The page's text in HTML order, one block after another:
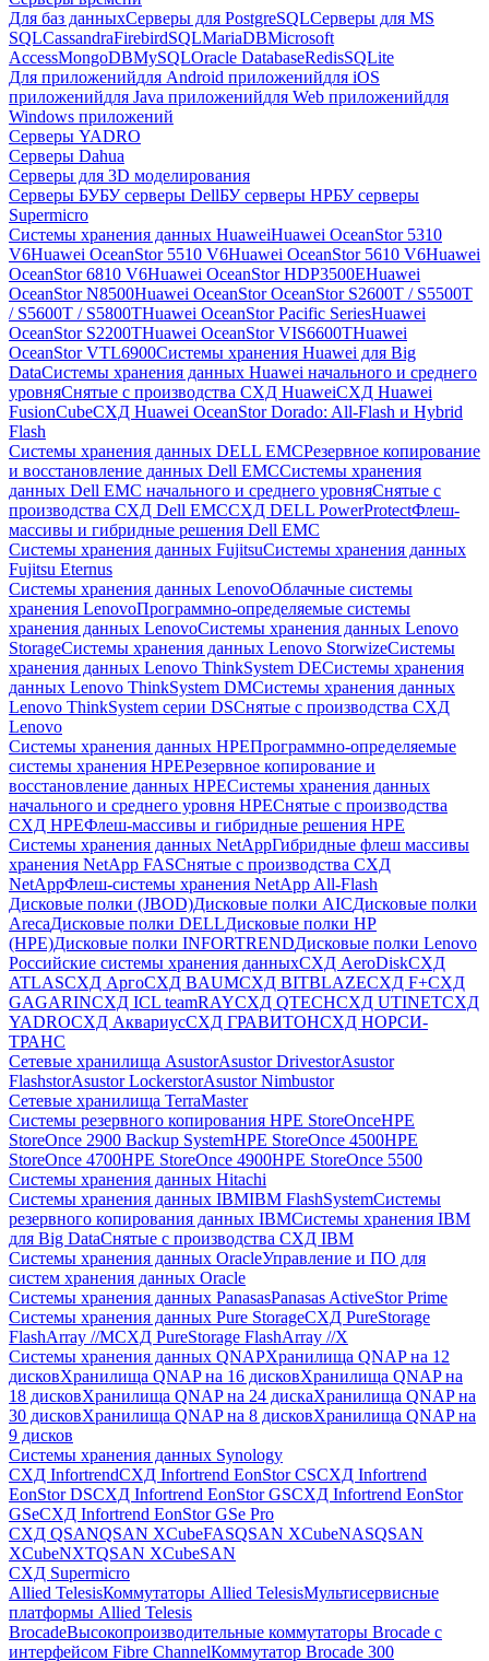
Для баз данныхСерверы для PostgreSQLСерверы для MS
SQLCassandraFirebirdSQLMariaDBMicrosoft
AccessMongoDBMySQLOracle DatabaseRedisSQLite
Для приложенийдля Android приложенийдля iOS
приложенийдля Java приложенийдля Web приложенийдля
Windows приложений
Серверы YADRO
Серверы Dahua
Серверы для 3D моделирования
Серверы БУБУ серверы DellБУ серверы HPБУ серверы
Supermicro
Системы хранения данных HuaweiHuawei OceanStor 5310
V6Huawei OceanStor 5510 V6Huawei OceanStor 5610 V6Huawei
OceanStor 6810 V6Huawei OceanStor HDP3500EHuawei
OceanStor N8500Huawei OceanStor OceanStor S2600T / S5500T
/ S5600T / S5800THuawei OceanStor Pacific SeriesHuawei
OceanStor S2200THuawei OceanStor VIS6600THuawei
OceanStor VTL6900Системы хранения Huawei для Big
DataСистемы хранения данных Huawei начального и среднего
уровняСнятые с производства СХД HuaweiСХД Huawei
FusionCubeСХД Huawei OceanStor Dorado: All-Flash и Hybrid
Flash
Системы хранения данных DELL EMCРезервное копирование
и восстановление данных Dell EMCСистемы хранения
данных Dell EMC начального и среднего уровняСнятые с
производства СХД Dell EMCСХД DELL PowerProtectФлеш-
массивы и гибридные решения Dell EMC
Системы хранения данных FujitsuСистемы хранения данных
Fujitsu Eternus
Системы хранения данных LenovoОблачные системы
хранения LenovoПрограммно-определяемые системы
хранения данных LenovoСистемы хранения данных Lenovo
StorageСистемы хранения данных Lenovo StorwizeСистемы
хранения данных Lenovo ThinkSystem DEСистемы хранения
данных Lenovo ThinkSystem DMСистемы хранения данных
Lenovo ThinkSystem серии DSСнятые с производства СХД
Lenovo
Системы хранения данных HPEПрограммно-определяемые
системы хранения HPEРезервное копирование и
восстановление данных HPEСистемы хранения данных
начального и среднего уровня HPEСнятые с производства
СХД HPEФлеш-массивы и гибридные решения HPE
Cистемы хранения данных NetAppГибридные флеш массивы
хранения NetApp FASСнятые с производства СХД
NetAppФлеш-системы хранения NetApp All-Flash
Дисковые полки (JBOD)Дисковые полки AICДисковые полки
ArecaДисковые полки DELLДисковые полки HP
(HPE)Дисковые полки INFORTRENDДисковые полки Lenovo
Российские системы хранения данныхСХД AeroDiskСХД
ATLASСХД AргоСХД BAUMСХД BITBLAZEСХД F+СХД
GAGARINСХД ICL teamRAYСХД QTECHСХД UTINETСХД
YADROСХД АквариусСХД ГРАВИТОНСХД НОРСИ-
ТРАНС
Сетевые хранилища AsustorAsustor DrivestorAsustor
FlashstorAsustor LockerstorAsustor Nimbustor
Сетевые хранилища TerraMaster
Системы резервного копирования HPE StoreOnceHPE
StoreOnce 2900 Backup SystemHPE StoreOnce 4500HPE
StoreOnce 4700HPE StoreOnce 4900HPE StoreOnce 5500
Системы хранения данных Hitachi
Системы хранения данных IBMIBM FlashSystemСистемы
резервного копирования данных IBMСистемы хранения IBM
для Big DataСнятые с производства СХД IBM
Системы хранения данных OracleУправление и ПО для
систем хранения данных Oracle
Системы хранения данных PanasasPanasas ActiveStor Prime
Системы хранения данных Pure StorageСХД PureStorage
FlashArray //MСХД PureStorage FlashArray //X
Системы хранения данных QNAPХранилища QNAP на 12
дисковХранилища QNAP на 16 дисковХранилища QNAP на
18 дисковХранилища QNAP на 24 дискаХранилища QNAP на
30 дисковХранилища QNAP на 8 дисковХранилища QNAP на
9 дисков
Системы хранения данных Synology
СХД InfortrendСХД Infortrend EonStor CSСХД Infortrend
EonStor DSСХД Infortrend EonStor GSСХД Infortrend EonStor
GSeСХД Infortrend EonStor GSe Pro
СХД QSANQSAN XCubeFASQSAN XCubeNASQSAN
XCubeNXTQSAN XCubeSAN
СХД Supermicro
Allied TelesisКоммутаторы Allied TelesisМультисервисные
платформы Allied Telesis
BrocadeВысокопроизводительные коммутаторы Brocade с
интерфейсом Fibre ChannelКоммутатор Brocade 300